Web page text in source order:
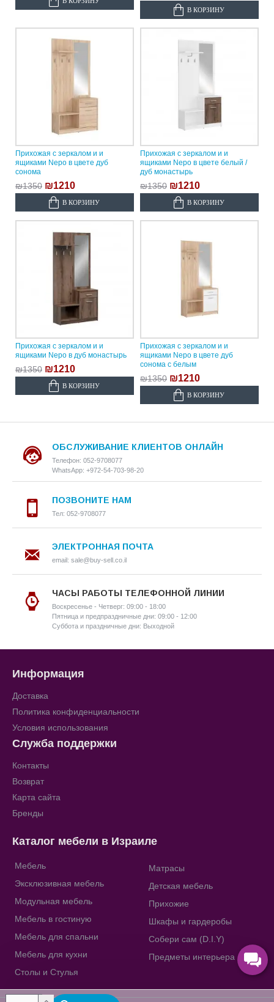
В КОРЗИНУ
Прихожая с зеркалом и и
ящиками Nepo в цвете дуб
сонома
₪1350 ₪1210
В КОРЗИНУ
Прихожая с зеркалом и и
ящиками Nepo в цвете белый /
дуб монастырь
₪1350 ₪1210
В КОРЗИНУ
Прихожая с зеркалом и и
ящиками Nepo в дуб монастырь
₪1350 ₪1210
В КОРЗИНУ
Прихожая с зеркалом и и
ящиками Nepo в цвете дуб
сонома с белым
₪1350 ₪1210
В КОРЗИНУ
ОБСЛУЖИВАНИЕ КЛИЕНТОВ ОНЛАЙН
Телефон: 052-9708077
WhatsApp: +972-54-703-98-20
ПОЗВОНИТЕ НАМ
Тел: 052-9708077
ЭЛЕКТРОННАЯ ПОЧТА
email: sale@buy-sell.co.il
ЧАСЫ РАБОТЫ ТЕЛЕФОННОЙ ЛИНИИ
Воскресенье - Четверг: 09:00 - 18:00
Пятница и предпраздничные дни: 09:00 - 12:00
Суббота и праздничные дни: Выходной
Информация
Доставка
Политика конфиденциальности
Условия использования
Служба поддержки
Контакты
Возврат
Карта сайта
Бренды
Каталог мебели в Израиле
Мебель
Эксклюзивная мебель
Модульная мебель
Мебель в гостиную
Мебель для спальни
Мебель для кухни
Столы и Стулья
Матрасы
Детская мебель
Прихожие
Шкафы и гардеробы
Собери сам (D.I.Y)
Предметы интерьера